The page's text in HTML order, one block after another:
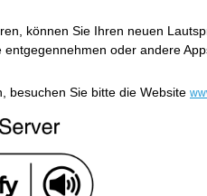
können Sie Ihren neuen
oder andere
besuchen Sie bitte die Website